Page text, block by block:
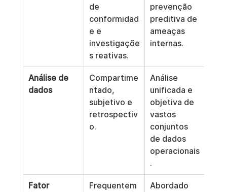
de
conformidad
e e
investigaçõe
s reativas.
prevenção
preditiva de
ameaças
internas.
Análise de
dados
Compartime
ntado,
subjetivo e
retrospectiv
o.
Análise
unificada e
objetiva de
vastos
conjuntos
de dados
operacionais
.
Fator
Frequentem
Abordado